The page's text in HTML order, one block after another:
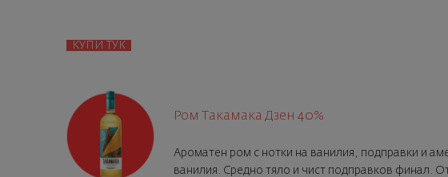
КУПИ ТУК
Ром Такамака Дзен 40%
Aроматен ром с нотки на ванилия, подправки и
ванилия. Средно тяло и чист подпрaвков финал.